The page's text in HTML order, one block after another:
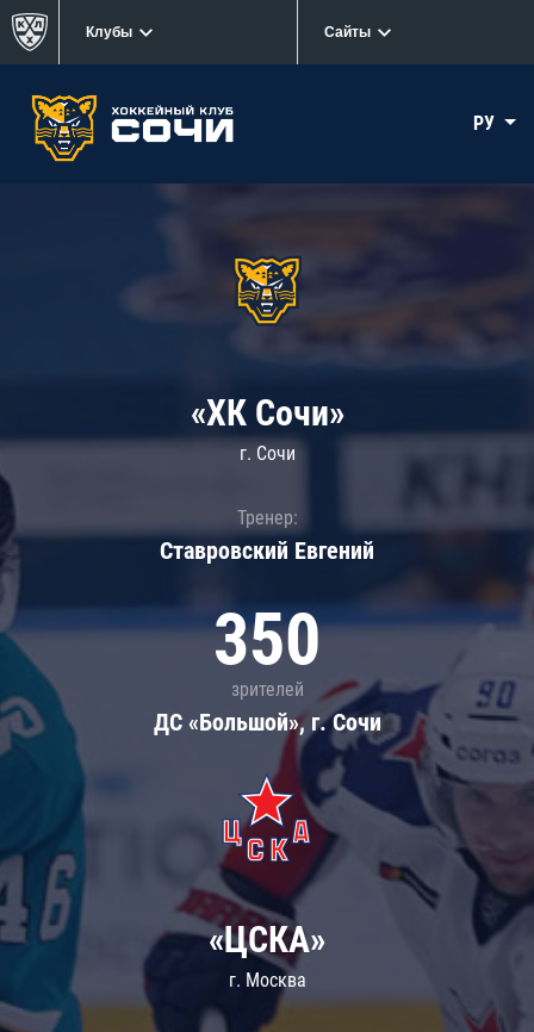
Клубы Сайты
РУ
«ХК Сочи»
г. Сочи
Тренер:
Ставровский Евгений
350
зрителей
ДС «Большой», г. Сочи
«ЦСКА»
г. Москва